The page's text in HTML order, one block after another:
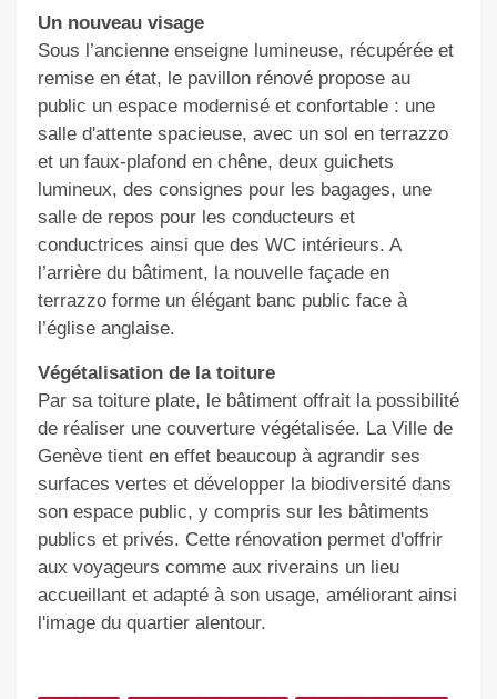
Un nouveau visage
Sous l’ancienne enseigne lumineuse, récupérée et
remise en état, le pavillon rénové propose au
public un espace modernisé et confortable : une
salle d'attente spacieuse, avec un sol en terrazzo
et un faux-plafond en chêne, deux guichets
lumineux, des consignes pour les bagages, une
salle de repos pour les conducteurs et
conductrices ainsi que des WC intérieurs. A
l’arrière du bâtiment, la nouvelle façade en
terrazzo forme un élégant banc public face à
l’église anglaise.
Végétalisation de la toiture
Par sa toiture plate, le bâtiment offrait la possibilité
de réaliser une couverture végétalisée. La Ville de
Genève tient en effet beaucoup à agrandir ses
surfaces vertes et développer la biodiversité dans
son espace public, y compris sur les bâtiments
publics et privés. Cette rénovation permet d'offrir
aux voyageurs comme aux riverains un lieu
accueillant et adapté à son usage, améliorant ainsi
l'image du quartier alentour.